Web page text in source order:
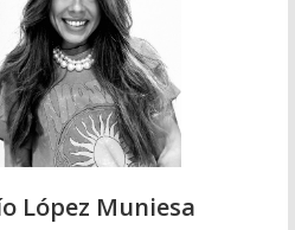
López Muniesa